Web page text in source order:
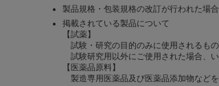
製品規格・包装規格の改訂が行われた場
掲載されている製品について
【試薬】
試験・研究の目的のみに使用されるも
試験研究用以外にご使用された場合、
【医薬品原料】
製造専用医薬品及び医薬品添加物など